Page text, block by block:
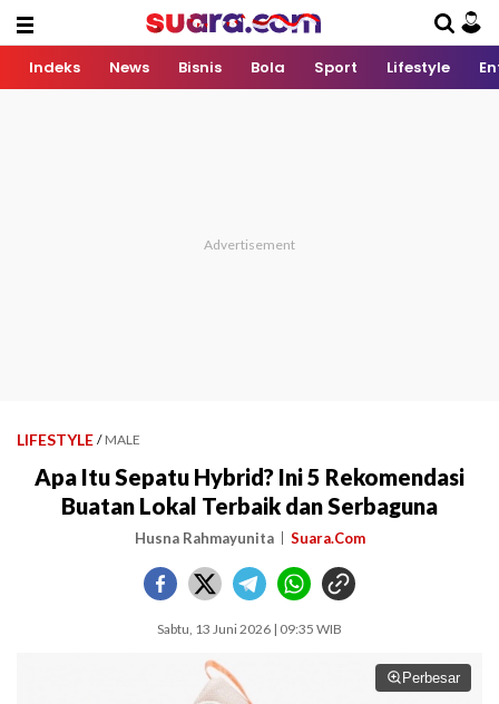
Indeks News Bisnis Bola Sport Lifestyle
LIFESTYLE / MALE
Apa Itu Sepatu Hybrid? Ini 5 Rekomendasi
Buatan Lokal Terbaik dan Serbaguna
Husna Rahmayunita Suara.Com
Sabtu, 13 Juni 2026 | 09:35 WIB
Perbesar